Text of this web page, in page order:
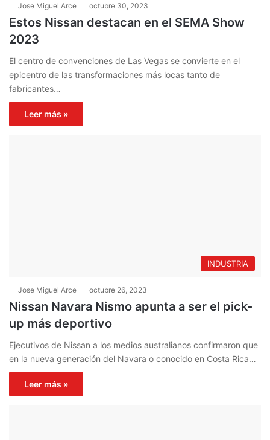
Jose Miguel Arce octubre 30, 2023
Estos Nissan destacan en el SEMA Show
2023
El centro de convenciones de Las Vegas se convierte en el
epicentro de las transformaciones más locas tanto de
fabricantes…
Leer más »
INDUSTRIA
Jose Miguel Arce octubre 26, 2023
Nissan Navara Nismo apunta a ser el pick-
up más deportivo
Ejecutivos de Nissan a los medios australianos confirmaron que
en la nueva generación del Navara o conocido en Costa Rica…
Leer más »